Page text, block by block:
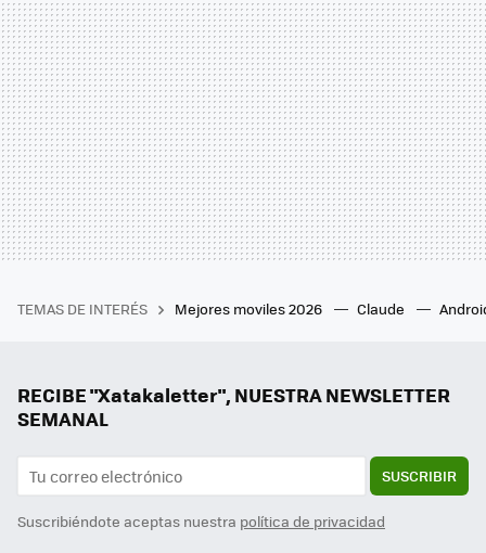
TEMAS DE INTERÉS Mejores moviles 2026 Claude
RECIBE "Xatakaletter", NUESTRA NEWSLETTER
SEMANAL
SUSCRIBIR
Suscribiéndote aceptas nuestra política de privacidad